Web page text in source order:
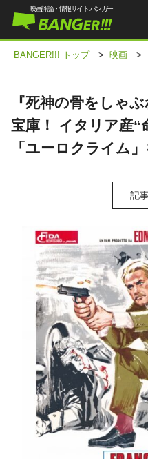
映
映画評論・情報サイト バンガー
BANGER!!! トップ > 映画 >
『死神の骨をしゃ
宝庫！ イタリア産“
「ユーロクライム
記